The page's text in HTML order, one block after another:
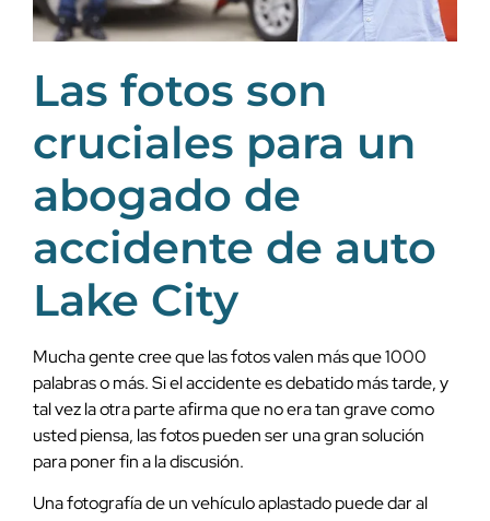
Las fotos son
cruciales para un
abogado de
accidente de auto
Lake City
Mucha gente cree que las fotos valen más que 1000
palabras o más. Si el accidente es debatido más tarde, y
tal vez la otra parte afirma que no era tan grave como
usted piensa, las fotos pueden ser una gran solución
para poner fin a la discusión.
Una fotografía de un vehículo aplastado puede dar al